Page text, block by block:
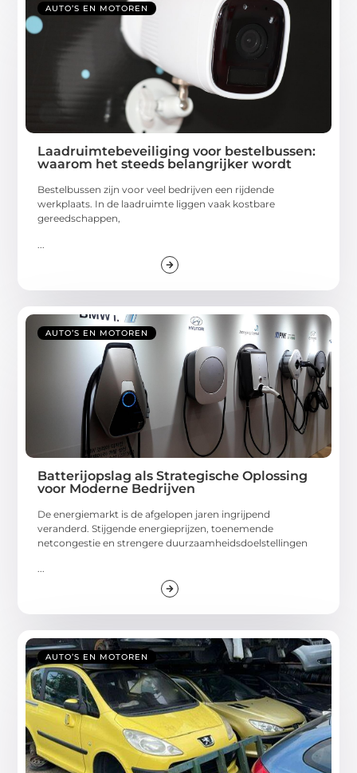
AUTO’S EN MOTOREN
Laadruimtebeveiliging voor bestelbussen:
waarom het steeds belangrijker wordt
Bestelbussen zijn voor veel bedrijven een rijdende
werkplaats. In de laadruimte liggen vaak kostbare
gereedschappen,
AUTO’S EN MOTOREN
Batterijopslag als Strategische Oplossing
voor Moderne Bedrijven
De energiemarkt is de afgelopen jaren ingrijpend
veranderd. Stijgende energieprijzen, toenemende
netcongestie en strengere duurzaamheidsdoelstellingen
...
AUTO’S EN MOTOREN